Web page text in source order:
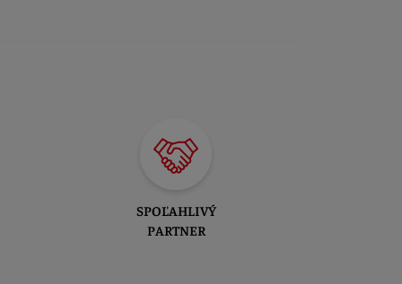
SPOĽAHLIVÝ
PARTNER